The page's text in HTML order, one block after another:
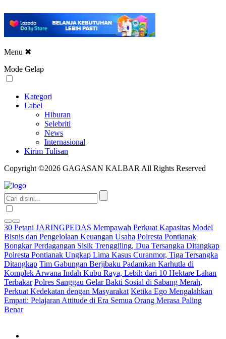
Menu ✖
Mode Gelap
Kategori
Label
Hiburan
Selebriti
News
Internasional
Kirim Tulisan
Copyright ©2026 GAGASAN KALBAR All Rights Reserved
30 Petani JARINGPEDAS Mempawah Perkuat Kapasitas Model
Bisnis dan Pengelolaan Keuangan Usaha Polresta Pontianak
Bongkar Perdagangan Sisik Trenggiling, Dua Tersangka Ditangkap
Polresta Pontianak Ungkap Lima Kasus Curanmor, Tiga Tersangka
Ditangkap Tim Gabungan Berjibaku Padamkan Karhutla di
Komplek Arwana Indah Kubu Raya, Lebih dari 10 Hektare Lahan
Terbakar Polres Sanggau Gelar Bakti Sosial di Sabang Merah,
Perkuat Kedekatan dengan Masyarakat Ketika Ego Mengalahkan
Empati: Pelajaran Attitude di Era Semua Orang Merasa Paling
Benar